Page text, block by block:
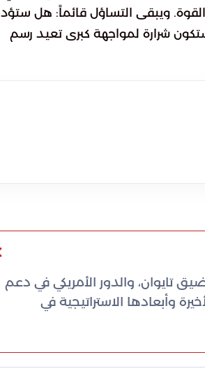
ويبقى التساؤل قائماً: هل
ستكون شرارة لمواجهة كبرى تعيد رسم
تايوان، والدور الأمريكي في دعم
وأبعادها الاستراتيجية في